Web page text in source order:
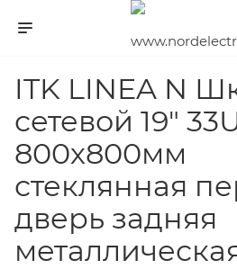
ITK LINEA N
сетевой 19"
800х800мм
стеклянная
дверь задняя